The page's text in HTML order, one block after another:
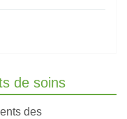
de soins
des